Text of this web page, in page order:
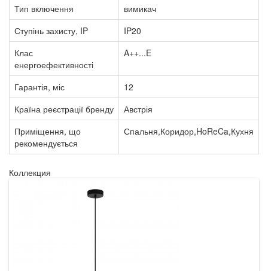
Тип включення
вимикач
Ступінь захисту, IP
IP20
Клас
енергоефективності
A++...E
Гарантія, міс
12
Країна реєстрації бренду
Австрія
Приміщення, що
рекомендується
Спальня,Коридор,HoReCa,Кухня
Коллекция